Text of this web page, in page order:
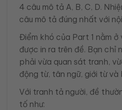
4 câu mô tả A, B, C, D.
câu mô tả đúng nhất với
Điểm khó của Part 1 nằm
được in ra trên đề. Bạn chỉ
phải vừa quan sát tranh,
động từ, tân ngữ, giới từ và
Với tranh tả người, đề
tố như: